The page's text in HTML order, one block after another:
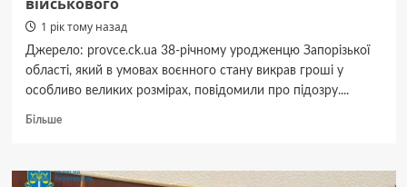
1 рік тому назад
Джерело: provce.ck.ua 38-річному уродженцю Запорізької
області, який в умовах воєнного стану викрав гроші у
особливо великих розмірах, повідомили про підозру....
БільшеДокладніше
викрав